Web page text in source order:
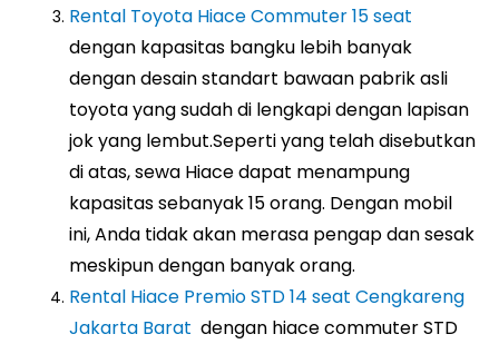
Rental Toyota Hiace Commuter 15 seat
dengan kapasitas bangku lebih banyak
dengan desain standart bawaan pabrik asli
toyota yang sudah di lengkapi dengan lapisan
jok yang lembut.Seperti yang telah disebutkan
di atas, sewa Hiace dapat menampung
kapasitas sebanyak 15 orang. Dengan mobil
ini, Anda tidak akan merasa pengap dan sesak
meskipun dengan banyak orang.
Rental Hiace Premio STD 14 seat Cengkareng
Jakarta Barat dengan hiace commuter STD